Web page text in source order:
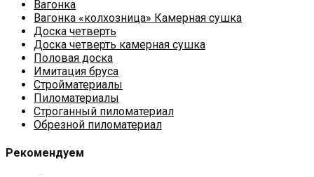
Вагонка
Вагонка «колхозница» Камерная сушка
Доска четверть
Доска четверть камерная сушка
Половая доска
Имитация бруса
Стройматериалы
Пиломатериалы
Строганный пиломатериал
Обрезной пиломатериал
Рекомендуем